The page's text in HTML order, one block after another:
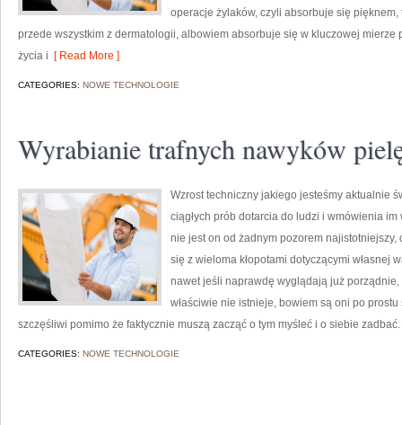
operacje żylaków, czyli absorbuje się
przede wszystkim z dermatologii, albowiem absorbuje się w kluczowej
życia i [ Read More ]
CATEGORIES: NOWE TECHNOLOGIE
Wyrabianie trafnych nawyków
Wzrost techniczny jakiego jesteśmy aktualnie
ciągłych prób dotarcia do ludzi i wmówienia
nie jest on od żadnym pozorem najistotniejszy,
się z wieloma kłopotami dotyczącymi własnej
nawet jeśli naprawdę wyglądają już
właściwie nie istnieje, bowiem są oni po
szczęśliwi pomimo że faktycznie muszą zacząć o tym myśleć i o siebie
CATEGORIES: NOWE TECHNOLOGIE